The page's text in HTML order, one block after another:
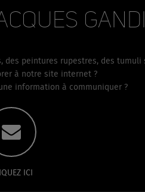
veuillez consulter la
des peintures rupestres, des
à notre site internet ?
information à communiquer ?
ICI